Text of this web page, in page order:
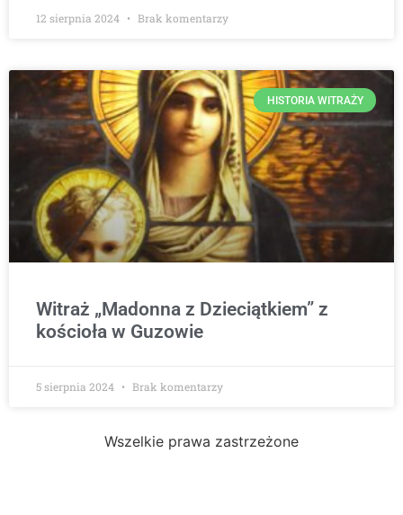
12 sierpnia 2024 Brak komentarzy
HISTORIA WITRAŻY
Witraż „Madonna z Dzieciątkiem” z
kościoła w Guzowie
5 sierpnia 2024 Brak komentarzy
Wszelkie prawa zastrzeżone